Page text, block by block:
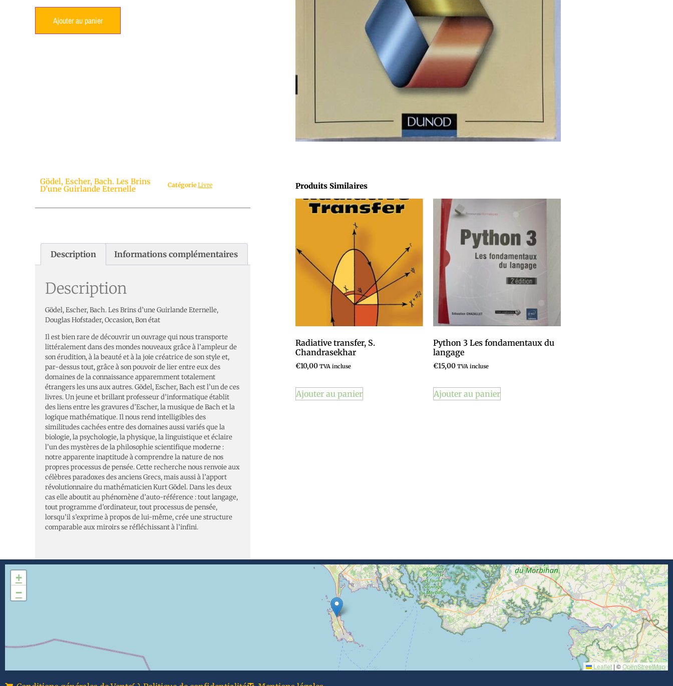
Ajouter au panier
Gödel, Escher, Bach. Les Brins
D’une Guirlande Eternelle Catégorie Livre
Description Informations complémentaires
Description
Gödel, Escher, Bach. Les Brins d’une Guirlande Eternelle,
Douglas Hofstader, Occasion, Bon état
Il est bien rare de découvrir un ouvrage qui nous transporte
littéralement dans des mondes nouveaux grâce à l’ampleur de
son érudition, à la beauté et à la joie créatrice de son style et,
par-dessus tout, grâce à son pouvoir de lier entre eux des
domaines de la connaissance apparemment totalement
étrangers les uns aux autres. Gödel, Escher, Bach est l’un de ces
livres. Un jeune et brillant professeur d’informatique établit
des liens entre les gravures d’Escher, la musique de Bach et la
logique mathématique. Il nous rend intelligibles des
similitudes cachées entre des domaines aussi variés que la
biologie, la psychologie, la physique, la linguistique et éclaire
l’un des mystères de la philosophie scientifique moderne :
notre apparente inaptitude à comprendre la nature de nos
propres processus de pensée. Cette recherche nous renvoie aux
célèbres paradoxes des anciens Grecs, mais aussi à l’apport
révolutionnaire du mathématicien Kurt Gödel. Dans les deux
cas elle aboutit au phénomène d’auto-référence : tout langage,
tout programme d’ordinateur, tout processus de pensée,
lorsqu’il s’exprime à propos de lui-même, crée une structure
comparable aux miroirs se réfléchissant à l’infini.
Produits Similaires
Radiative transfer, S.
Chandrasekhar
€10,00 TVA incluse
Ajouter au panier
Python 3 Les fondamentaux du
langage
€15,00 TVA incluse
Ajouter au panier
+
−
Leaflet | ©OpenStreetMap